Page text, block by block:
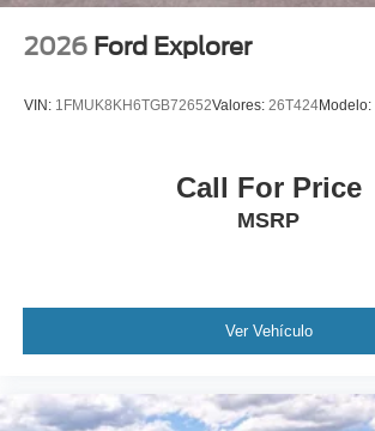
2026 Ford Explorer
VIN: 1FMUK8KH6TGB72652Valores: 26T424Modelo:
Call For Price
MSRP
Ver Vehículo